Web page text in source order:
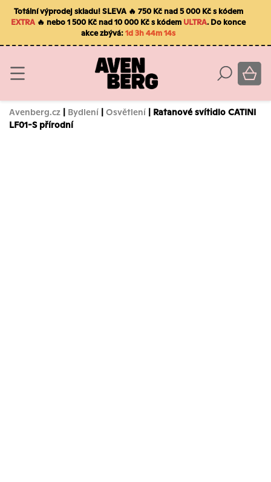
Totální výprodej skladu! SLEVA 🔥 750 Kč nad 5 000 Kč s kódem
EXTRA 🔥 nebo 1 500 Kč nad 10 000 Kč s kódem ULTRA. Do konce
akce zbývá:1d 3h 44m 13s
Avenberg.cz | Bydlení | Osvětlení | Ratanové svítidlo CATINI
LF01-S přírodní